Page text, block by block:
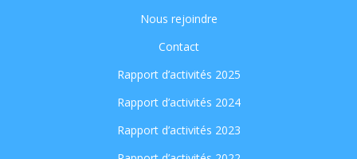
Nous rejoindre
Contact
Rapport d’activités 2025
Rapport d’activités 2024
Rapport d’activités 2023